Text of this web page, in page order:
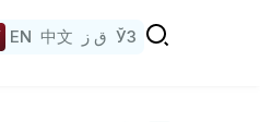
EN 中文 ق ز ЎЗ